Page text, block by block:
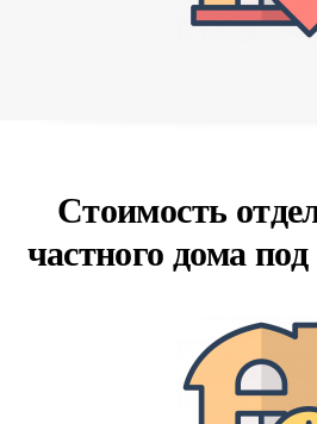
Стоимость
частного дома